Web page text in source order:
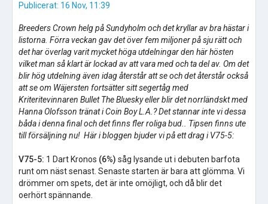
Publicerat: 16 Nov, 11:39
Breeders Crown helg på Sundyholm och det kryllar av bra hästar i
listorna. Förra veckan gav det över fem miljoner på sju rätt och
det har överlag varit mycket höga utdelningar den här hösten
vilket man så klart är lockad av att vara med och ta del av. Om det
blir hög utdelning även idag återstår att se och det återstår också
att se om Wäjersten fortsätter sitt segertåg med
Kriteritevinnaren Bullet The Bluesky eller blir det norrländskt med
Hanna Olofsson tränat i Coin Boy L.A.? Det stannar inte vi dessa
båda i denna final och det finns fler roliga bud.. Tipsen finns ute
till försäljning nu! Här i bloggen bjuder vi på ett drag i V75-5:
V75-5: 1 Dart Kronos (6%) såg lysande ut i debuten barfota
runt om näst senast. Senaste starten är bara att glömma. Vi
drömmer om spets, det är inte omöjligt, och då blir det
oerhört spännande.